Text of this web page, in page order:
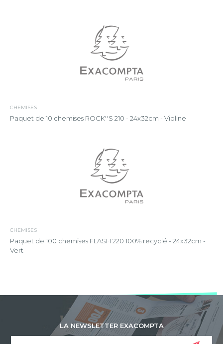
CHEMISES
Paquet de 10 chemises ROCK''S 210 - 24x32cm - Violine
CHEMISES
Paquet de 100 chemises FLASH 220 100% recyclé - 24x32cm -
Vert
LA NEWSLETTER EXACOMPTA